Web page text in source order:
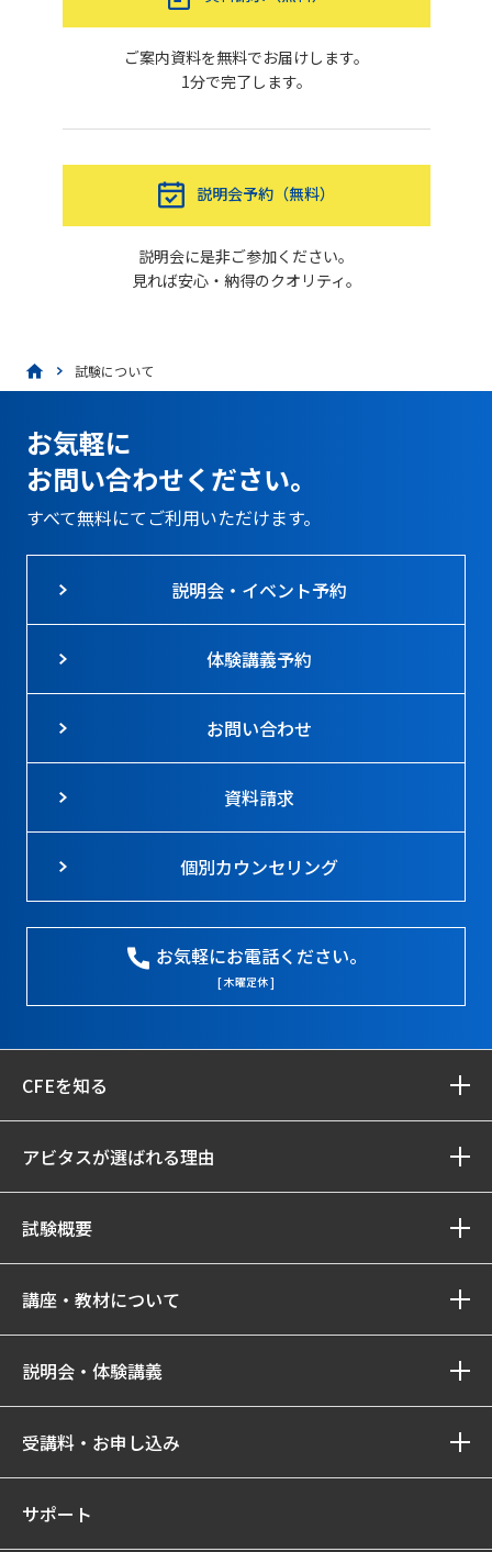
ご案内資料を無料でお届けします。
1分で完了します。
説明会予約（無料）
説明会に是非ご参加ください。
見れば安心・納得のクオリティ。
試験について
お気軽に
お問い合わせください。
すべて無料にてご利用いただけます。
説明会・イベント予約
体験講義予約
お問い合わせ
資料請求
個別カウンセリング
お気軽にお電話ください。
[ 木曜定休 ]
CFEを知る
アビタスが選ばれる理由
試験概要
講座・教材について
説明会・体験講義
受講料・お申し込み
サポート